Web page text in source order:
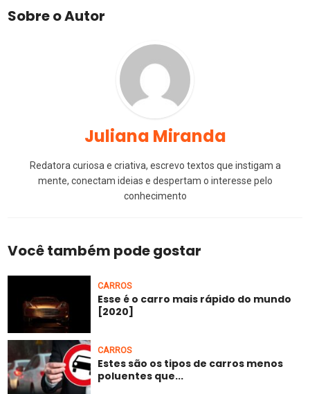
Sobre o Autor
Juliana Miranda
Redatora curiosa e criativa, escrevo textos que instigam a
mente, conectam ideias e despertam o interesse pelo
conhecimento
Você também pode gostar
CARROS
Esse é o carro mais rápido do mundo
[2020]
CARROS
Estes são os tipos de carros menos
poluentes que...